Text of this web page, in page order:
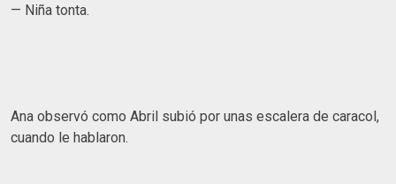
— Niña tonta.
Ana observó como Abril subió por unas escalera de caracol,
cuando le hablaron.